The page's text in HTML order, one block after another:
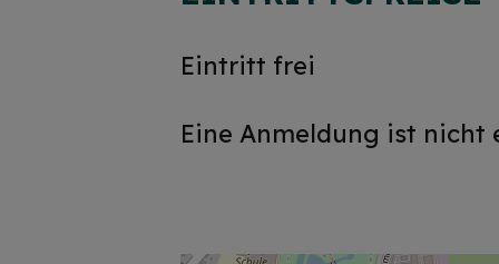
Eintritt frei
Eine Anmeldung ist nicht